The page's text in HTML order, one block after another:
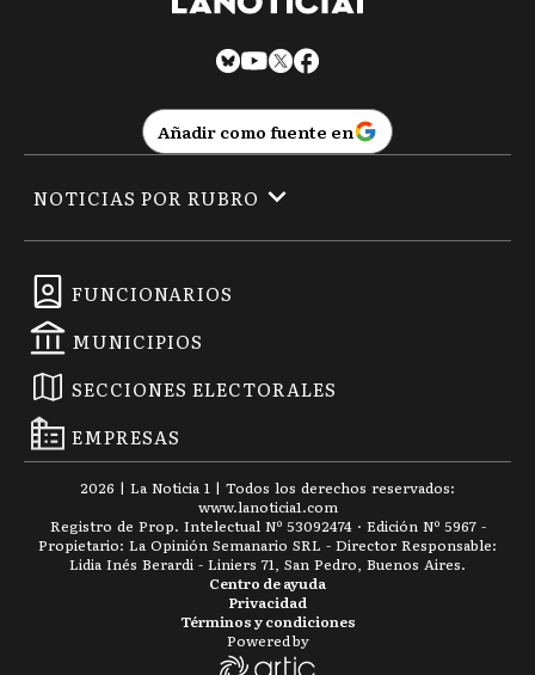
Añadir como fuente en
FUNCIONARIOS
MUNICIPIOS
SECCIONES ELECTORALES
EMPRESAS
NOTICIAS POR RUBRO
2026 | La Noticia 1 | Todos los derechos reservados:
www.lanoticia1.com
Registro de Prop. Intelectual Nº 53092474 · Edición Nº 5967 -
Propietario: La Opinión Semanario SRL - Director Responsable:
Lidia Inés Berardi - Liniers 71, San Pedro, Buenos Aires.
Términos y condiciones
Privacidad
Centro de ayuda
Powered by